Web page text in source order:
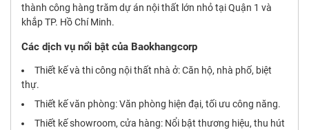
thành công hàng trăm dự án nội thất lớn nhỏ tại Quận 1 và
khắp TP. Hồ Chí Minh.
Các dịch vụ nổi bật của Baokhangcorp
Thiết kế và thi công nội thất nhà ở: Căn hộ, nhà phố, biệt
thự.
Thiết kế văn phòng: Văn phòng hiện đại, tối ưu công năng.
Thiết kế showroom, cửa hàng: Nổi bật thương hiệu, thu hút